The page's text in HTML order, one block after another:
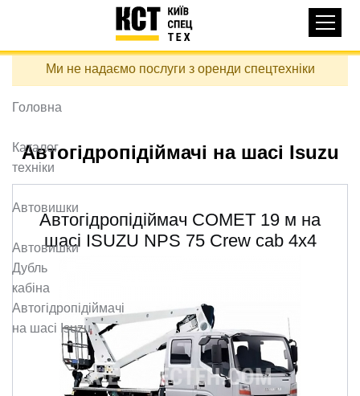
Перейти
вмісту
навигация
КАТАЛОГ ТЕХНІКИ
ДОСТАВКА ТА ОПЛАТА
ПРО НАС
ВІДГУКИ
КОНТАКТИ
ПОДЗВОНИТИ
Контактні телефони:
+38 (097) 746-67-04
ЗАДАТИ ПИТАННЯ
Ми не надаємо послуги з оренди спецтехніки
Автогідропідіймачі на шасі Isuzu
Автогідропідіймач COMET 19 м на
шасі ISUZU NPS 75 Crew cab 4x4
Головна
Каталог
техніки
Автовишки
Автовишки
Дубль
кабіна
Автогідропідіймачі
на шасі Isuzu